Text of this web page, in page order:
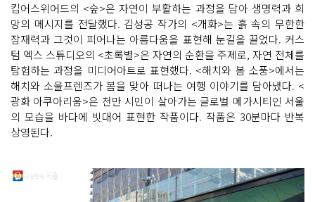
킵어스위어드의 <숲>은 자연이 부활하는 과정을 담아 생명력과 희
망의 메시지를 전달했다. 김성공 작가의 <개화>는 흙 속의 무한한
잠재력과 그것이 피어나는 아름다움을 표현해 눈길을 끌었다. 커스
텀 엑스 스튜디오의 <초록별>은 자연의 순환을 주제로, 자연 전체를
탐험하는 과정을 미디어아트로 표현했다. <해치와 봄 소풍>에서는
해치와 소울프렌즈가 봄을 맞아 떠나는 여행 이야기를 담아냈다. <
광화 아쿠아리움>은 천만 시민이 살아가는 글로벌 메가시티인 서울
의 모습을 바다에 빗대어 표현한 작품이다. 작품은 30분마다 반복
상영된다.